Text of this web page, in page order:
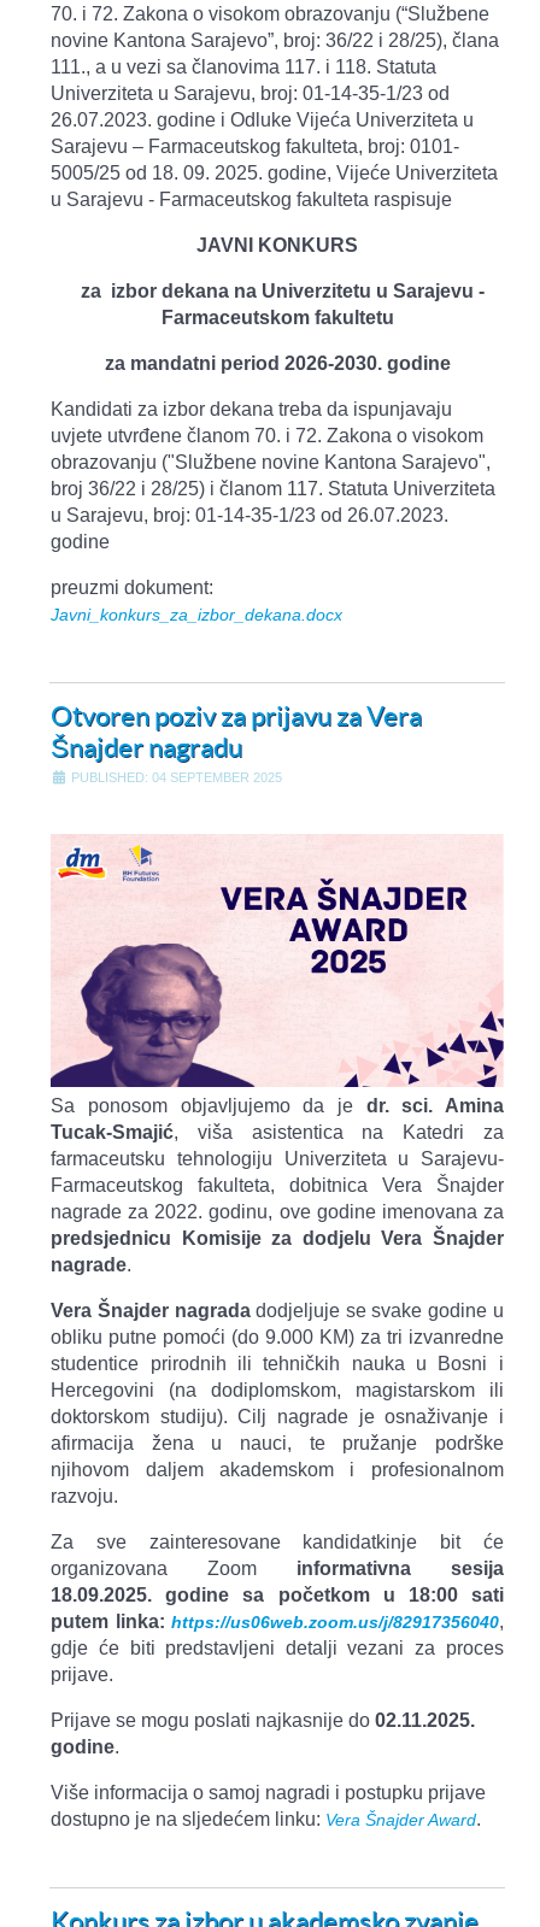
70. i 72. Zakona o visokom obrazovanju (“Službene
novine Kantona Sarajevo”, broj: 36/22 i 28/25), člana
111., a u vezi sa članovima 117. i 118. Statuta
Univerziteta u Sarajevu, broj: 01-14-35-1/23 od
26.07.2023. godine i Odluke Vijeća Univerziteta u
Sarajevu – Farmaceutskog fakulteta, broj: 0101-
5005/25 od 18. 09. 2025. godine, Vijeće Univerziteta
u Sarajevu - Farmaceutskog fakulteta raspisuje
JAVNI KONKURS
za izbor dekana na Univerzitetu u Sarajevu -
Farmaceutskom fakultetu
za mandatni period 2026-2030. godine
Kandidati za izbor dekana treba da ispunjavaju
uvjete utvrđene članom 70. i 72. Zakona o visokom
obrazovanju ("Službene novine Kantona Sarajevo",
broj 36/22 i 28/25) i članom 117. Statuta Univerziteta
u Sarajevu, broj: 01-14-35-1/23 od 26.07.2023.
godine
preuzmi dokument:
Javni_konkurs_za_izbor_dekana.docx
Otvoren poziv za prijavu za Vera
Šnajder nagradu
PUBLISHED: 04 SEPTEMBER 2025
Sa ponosom objavljujemo da je dr. sci. Amina
Tucak-Smajić, viša asistentica na Katedri za
farmaceutsku tehnologiju Univerziteta u Sarajevu-
Farmaceutskog fakulteta, dobitnica Vera Šnajder
nagrade za 2022. godinu, ove godine imenovana za
predsjednicu Komisije za dodjelu Vera Šnajder
nagrade.
Vera Šnajder nagradadodjeljuje se svake godine u
obliku putne pomoći (do 9.000 KM) za tri izvanredne
studentice prirodnih ili tehničkih nauka u Bosni i
Hercegovini (na dodiplomskom, magistarskom ili
doktorskom studiju). Cilj nagrade je osnaživanje i
afirmacija žena u nauci, te pružanje podrške
njihovom daljem akademskom i profesionalnom
razvoju.
Za sve zainteresovane kandidatkinje bit će
organizovana Zoom informativna sesija
18.09.2025. godine sa početkom u 18:00 sati
putem linka: https://us06web.zoom.us/j/82917356040,
gdje će biti predstavljeni detalji vezani za proces
prijave.
Prijave se mogu poslati najkasnije do02.11.2025.
godine.
Više informacija o samoj nagradi i postupku prijave
dostupno je na sljedećem linku: Vera Šnajder Award.
Konkurs za izbor u akademsko zvanje